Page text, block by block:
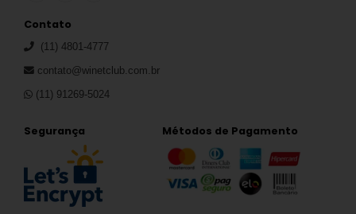
Contato
(11) 4801-4777
contato@winetclub.com.br
(11) 91269-5024
Segurança Métodos de Pagamento